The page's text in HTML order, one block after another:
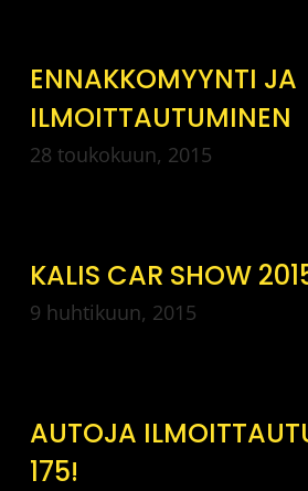
ENNAKKOMYYNTI JA
ILMOITTAUTUMINEN
28 toukokuun, 2015
KALIS CAR SHOW
9 huhtikuun, 2015
AUTOJA
175!